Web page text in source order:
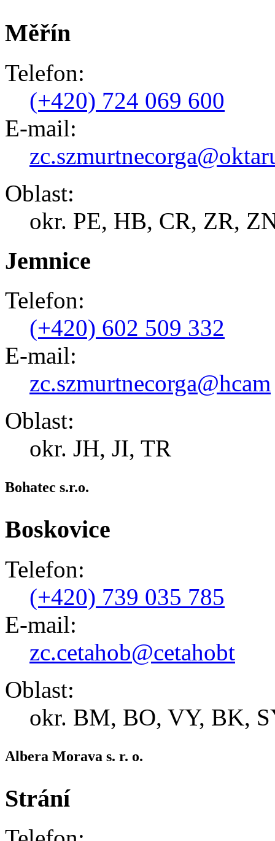
Měřín
Telefon:
(+420) 724 069 600
E-mail:
Oblast:
okr. PE, HB, CR, ZR,
Jemnice
Telefon:
(+420) 602 509 332
E-mail:
zc.szmurtnecorga@hcam
Oblast:
okr. JH, JI, TR
Bohatec s.r.o.
Boskovice
Telefon:
(+420) 739 035 785
E-mail:
zc.cetahob@cetahobt
Oblast:
okr. BM, BO, VY, BK,
Albera Morava s. r. o.
Strání